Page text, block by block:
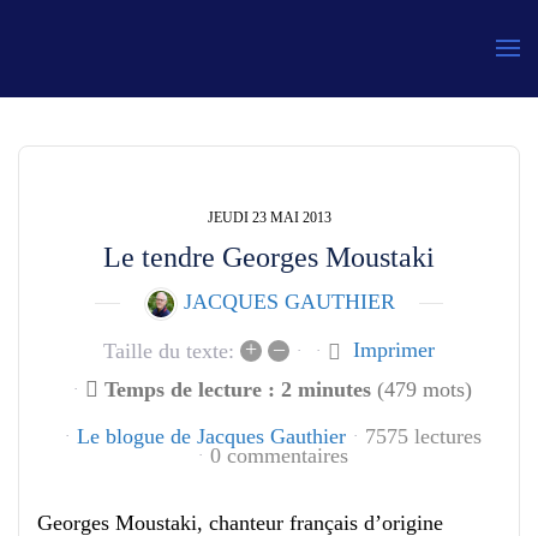
JEUDI 23 MAI 2013
Le tendre Georges Moustaki
JACQUES GAUTHIER
Taille du texte: + –
Imprimer
Temps de lecture : 2 minutes (479 mots)
Le blogue de Jacques Gauthier
7575 lectures
0 commentaires
Georges Moustaki, chanteur français d’origine